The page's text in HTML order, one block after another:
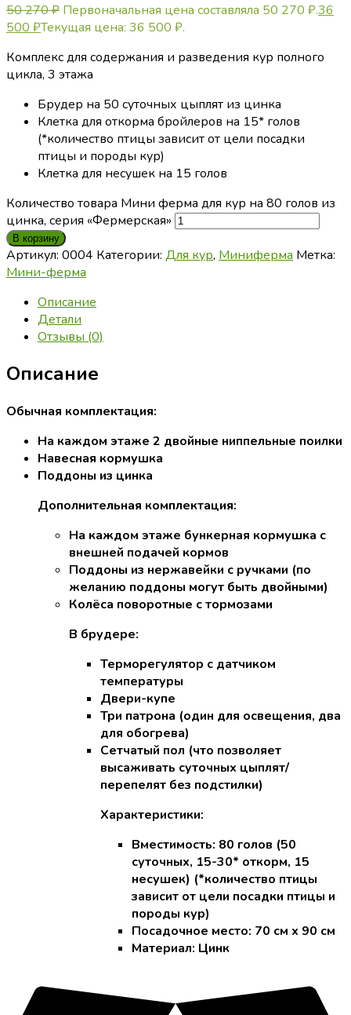
50 270₽ Первоначальная цена составляла 50 270 ₽.36
500 ₽Текущая цена: 36 500 ₽.
Комплекс для содержания и разведения кур полного
цикла, 3 этажа
Брудер на 50 суточных цыплят из цинка
Клетка для откорма бройлеров на 15* голов
(*количество птицы зависит от цели посадки
птицы и породы кур)
Клетка для несушек на 15 голов
Количество товара Мини ферма для кур на 80 голов из
цинка, серия «Фермерская»
В корзину
Артикул: 0004 Категории: Для кур, Миниферма Метка:
Мини-ферма
Описание
Детали
Отзывы (0)
Описание
Обычная комплектация:
На каждом этаже 2 двойные ниппельные поилки
Навесная кормушка
Поддоны из цинка
Дополнительная комплектация:
На каждом этаже бункерная кормушка с
внешней подачей кормов
Поддоны из нержавейки с ручками (по
желанию поддоны могут быть двойными)
Колёса поворотные с тормозами
В брудере:
Терморегулятор с датчиком
температуры
Двери-купе
Три патрона (один для освещения, два
для обогрева)
Сетчатый пол (что позволяет
высаживать суточных цыплят/
перепелят без подстилки)
Характеристики:
Вместимость: 80 голов (50
суточных, 15-30* откорм, 15
несушек) (*количество птицы
зависит от цели посадки птицы и
породы кур)
Посадочное место: 70 см х 90 см
Материал: Цинк